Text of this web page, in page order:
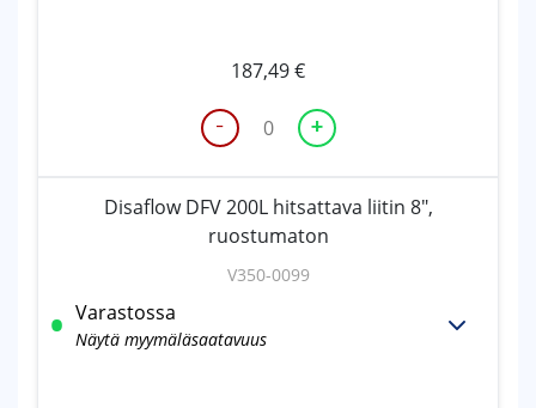
-
Disaflow
DFV
hitsattava
liitin
määrä
+
187,49€
Disaflow DFV 200L hitsattava liitin 8",
ruostumaton
V350-0099
Varastossa
Näytä myymäläsaatavuus